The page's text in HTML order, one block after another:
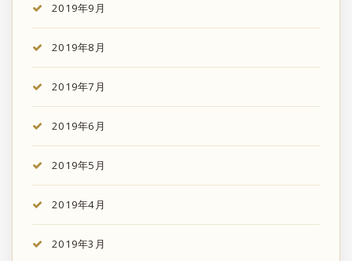
2019年9月
2019年8月
2019年7月
2019年6月
2019年5月
2019年4月
2019年3月